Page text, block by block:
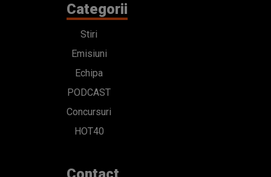
Categorii
Stiri
Emisiuni
Echipa
PODCAST
Concursuri
HOT40